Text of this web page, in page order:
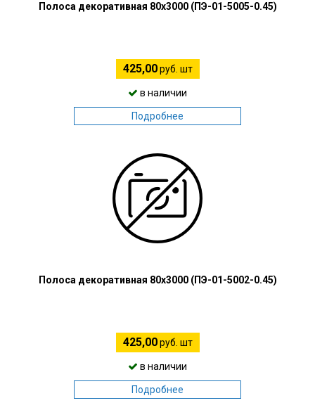
Полоса декоративная 80х3000 (ПЭ-01-5005-0.45)
425,00руб. шт
в наличии
Подробнее
Полоса декоративная 80х3000 (ПЭ-01-5002-0.45)
425,00руб. шт
в наличии
Подробнее